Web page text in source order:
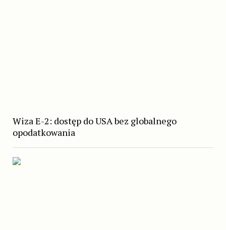
Wiza E-2: dostęp do USA bez globalnego
opodatkowania